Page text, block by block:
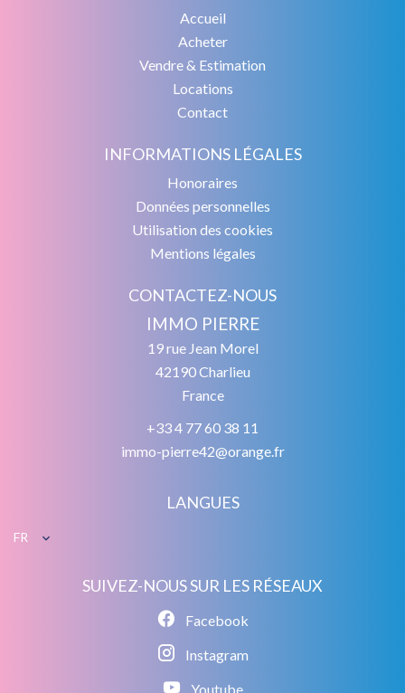
Accueil
Acheter
Vendre & Estimation
Locations
Contact
INFORMATIONS LÉGALES
Honoraires
Données personnelles
Utilisation des cookies
Mentions légales
CONTACTEZ-NOUS
IMMO PIERRE
19 rue Jean Morel
42190Charlieu
France
+33 4 77 60 38 11
immo-pierre42@orange.fr
LANGUES
FR
SUIVEZ-NOUS SUR LES RÉSEAUX
Facebook
Instagram
Youtube